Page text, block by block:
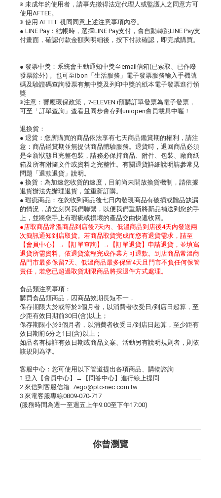
※ 未成年的使用者，請事先徵得法定代理人或監護人之同意方可
使用AFTEE。
※ 使用 AFTEE 視同同意上述注意事項內容。
● LINE Pay：結帳時，選擇LINE Pay支付，會自動轉跳LINE Pay支
付畫面，確認付款金額與明細後，按下付款確認，即完成購買。
● 發票中獎：系統會主動通知中獎至email信箱(已索取、已作廢
發票除外) 。也可至ibon「生活服務」電子發票服務輸入手機號
碼及驗證碼查詢發票有無中獎及列印中獎的紙本電子發票進行領
獎
※注意：響應環保政策，7-ELEVEN i預購訂單發票為電子發票，
可至「訂單查詢」查看且同步會存到uniopen會員載具中喔！
退換貨：
● 退貨：您所購買的商品依法享有七天商品鑑賞期的權利，請注
意：商品鑑賞期並無提供商品體驗服務。退貨時，退回商品必須
是全新狀態且完整包裝，請務必保持商品、附件、包裝、廠商紙
箱及所有附隨文件或資料之完整性。有關退貨詳細說明請參常見
問題「退款退貨」說明。
● 換貨：為加速您收貨的速度，目前尚未開放換貨機制，請依據
退貨辦法先辦理退貨，並重新訂購。
● 瑕疵商品：在您收到商品後七日內發現商品有破損或贈品缺漏
的情況，請立刻與我們聯繫，以便我們重新將新品補送到您的手
上，並將您手上有瑕疵或損壞的產品交由快遞收回。
●店取商品常溫商品到店後7天內、低溫商品到店後4天內發送兩
次簡訊通知到店取貨。若商品取貨完成而您有退貨需求，請至
【會員中心】→【訂單查詢】→【訂單退貨】申請退貨，並填寫
退貨所需資料。依退貨流程完成作業方可退款。到店商品常溫商
品門市最多保留7天、低溫商品最多保留4天且門市不負任何保管
責任，若您已超過取貨期限商品將採退件方式處理。
食品類注意事項：
購買食品類商品，因商品效期長短不一，
保存期限大於或等於3個月者，以消費者收受日/到店日起算，至
少距有效日期前30日(含)以上；
保存期限小於3個月者，以消費者收受日/到店日起算，至少距有
效日期前6分之1日(含)以上；
如品名有標註有效日期或商品文案、活動另有說明規則者，則依
該規則為準。
客服中心：您可使用以下管道提出各項商品、購物諮詢
1.登入【會員中心】→【問答中心】進行線上提問
2.來信到客服信箱: 7ego@ptc-nec.com.tw
3.來電客服專線0809-070-717
(服務時間為週一至週五上午9:00至下午17:00)
你曾瀏覽